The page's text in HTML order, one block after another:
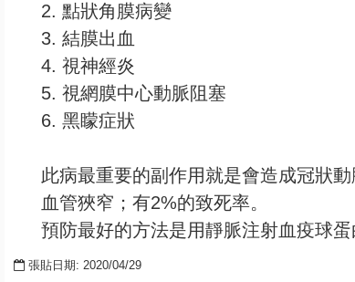
2. 點狀角膜病變
3. 結膜出血
4. 視神經炎
5. 視網膜中心動脈阻塞
6. 黑矇症狀
此病最重要的副作用就是會造成冠狀
血管狹窄；有2%的致死率。
預防最好的方法是用靜脈注射血疫球
張貼日期: 2020/04/29